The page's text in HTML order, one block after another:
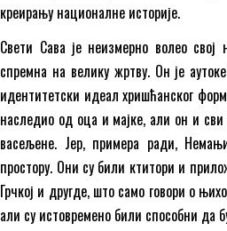
креирању националне историје.
Свети Сава је неизмерно волео
спремна на велику жртву. Он је
идентитетски идеал хришћанског
наследио од оца и мајке, али он и
васељене. Јер, примера ради,
простору. Они су били ктитори и
Грчкој и другде, што само говори о
али су истовремено били способни да